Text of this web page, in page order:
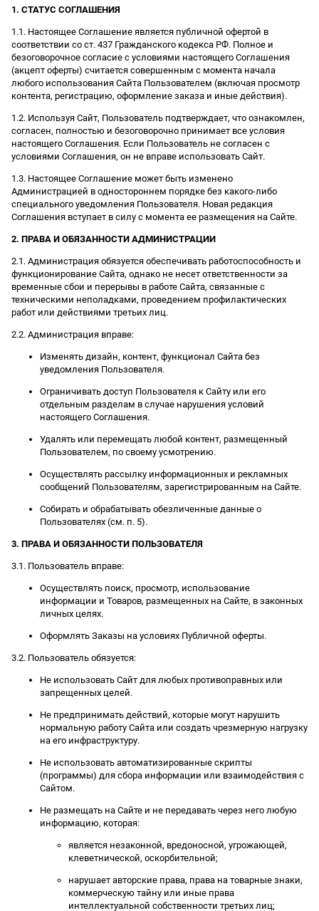
1. СТАТУС СОГЛАШЕНИЯ
1.1. Настоящее Соглашение является публичной офертой в
соответствии со ст. 437 Гражданского кодекса РФ. Полное и
безоговорочное согласие с условиями настоящего Соглашения
(акцепт оферты) считается совершенным с момента начала
любого использования Сайта Пользователем (включая просмотр
контента, регистрацию, оформление заказа и иные действия).
1.2. Используя Сайт, Пользователь подтверждает, что ознакомлен,
согласен, полностью и безоговорочно принимает все условия
настоящего Соглашения. Если Пользователь не согласен с
условиями Соглашения, он не вправе использовать Сайт.
1.3. Настоящее Соглашение может быть изменено
Администрацией в одностороннем порядке без какого-либо
специального уведомления Пользователя. Новая редакция
Соглашения вступает в силу с момента ее размещения на Сайте.
2. ПРАВА И ОБЯЗАННОСТИ АДМИНИСТРАЦИИ
2.1. Администрация обязуется обеспечивать работоспособность и
функционирование Сайта, однако не несет ответственности за
временные сбои и перерывы в работе Сайта, связанные с
техническими неполадками, проведением профилактических
работ или действиями третьих лиц.
2.2. Администрация вправе:
Изменять дизайн, контент, функционал Сайта без
уведомления Пользователя.
Ограничивать доступ Пользователя к Сайту или его
отдельным разделам в случае нарушения условий
настоящего Соглашения.
Удалять или перемещать любой контент, размещенный
Пользователем, по своему усмотрению.
Осуществлять рассылку информационных и рекламных
сообщений Пользователям, зарегистрированным на Сайте.
Собирать и обрабатывать обезличенные данные о
Пользователях (см. п. 5).
3. ПРАВА И ОБЯЗАННОСТИ ПОЛЬЗОВАТЕЛЯ
3.1. Пользователь вправе:
Осуществлять поиск, просмотр, использование
информации и Товаров, размещенных на Сайте, в законных
личных целях.
Оформлять Заказы на условиях Публичной оферты.
3.2. Пользователь обязуется:
Не использовать Сайт для любых противоправных или
запрещенных целей.
Не предпринимать действий, которые могут нарушить
нормальную работу Сайта или создать чрезмерную нагрузку
на его инфраструктуру.
Не использовать автоматизированные скрипты
(программы) для сбора информации или взаимодействия с
Сайтом.
Не размещать на Сайте и не передавать через него любую
информацию, которая:
является незаконной, вредоносной, угрожающей,
клеветнической, оскорбительной;
нарушает авторские права, права на товарные знаки,
коммерческую тайну или иные права
интеллектуальной собственности третьих лиц;